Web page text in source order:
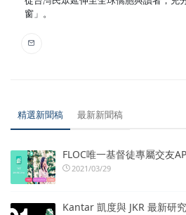
窗」。
精選新聞稿 最新新聞稿
FLOC唯一基督徒專屬交友
2021/03/29
Kantar 凱度與 JKR 最新研